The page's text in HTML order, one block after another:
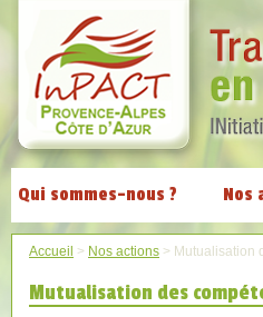
Qui sommes-nous ? Nos
Accueil > Nos actions > Mutualisation
Mutualisation des